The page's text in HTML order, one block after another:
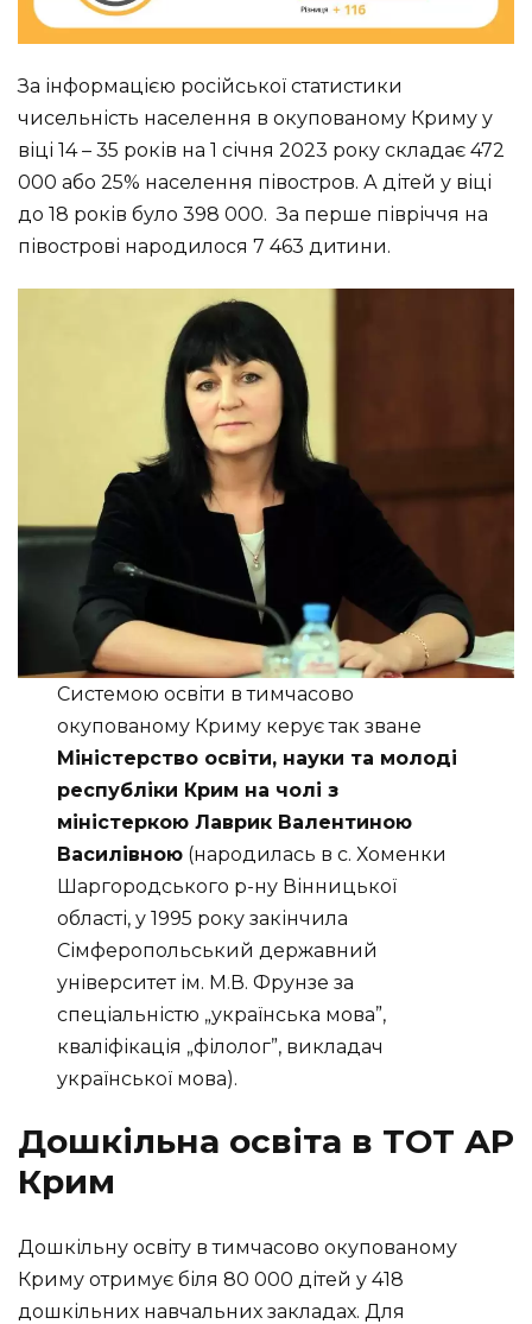
За інформацією російської статистики
чисельність населення в окупованому Криму у
віці 14 – 35 років на 1 січня 2023 року складає 472
000 або 25% населення півостров. А дітей у віці
до 18 років було 398 000. За перше півріччя на
півострові народилося 7 463 дитини.
Системою освіти в тимчасово
окупованому Криму керує так зване
Міністерство освіти, науки та молоді
республіки Крим на чолі з
міністеркою Лаврик Валентиною
Василівною (народилась в с. Хоменки
Шаргородського р-ну Вінницької
області, у 1995 року закінчила
Сімферопольський державний
університет ім. М.В. Фрунзе за
спеціальністю „українська мова”,
кваліфікація „філолог”, викладач
української мова).
Дошкільна освіта в ТОТ АР
Крим
Дошкільну освіту в тимчасово окупованому
Криму отримує біля 80 000 дітей у 418
дошкільних навчальних закладах. Для